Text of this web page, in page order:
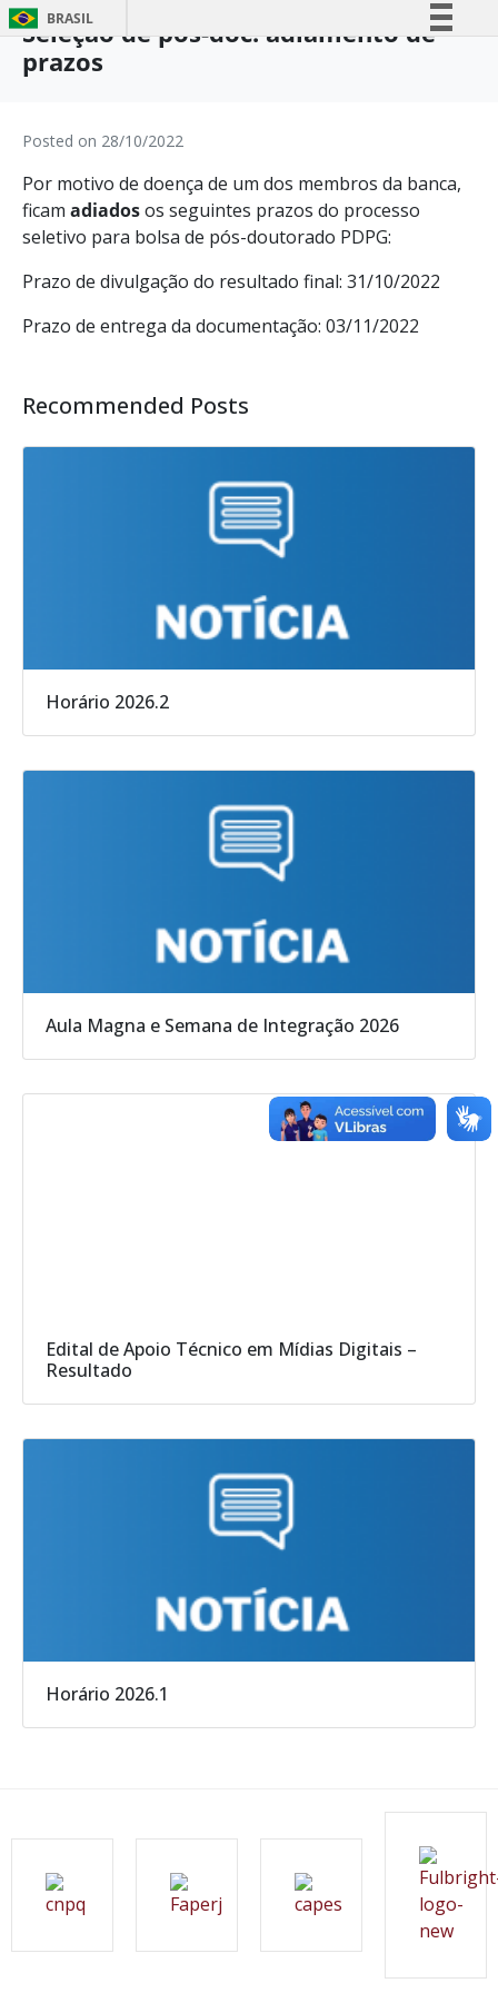
BRASIL
Legislação
Canais
Seleção de pós-doc: adiamento de
prazos
Posted on 28/10/2022
Por motivo de doença de um dos membros da banca,
ficam adiadosos seguintes prazos do processo
seletivo para bolsa de pós-doutorado PDPG:
Prazo de divulgação do resultado final: 31/10/2022
Prazo de entrega da documentação: 03/11/2022
Recommended Posts
Horário 2026.2
Aula Magna e Semana de Integração 2026
Edital de Apoio Técnico em Mídias Digitais –
Resultado
Horário 2026.1